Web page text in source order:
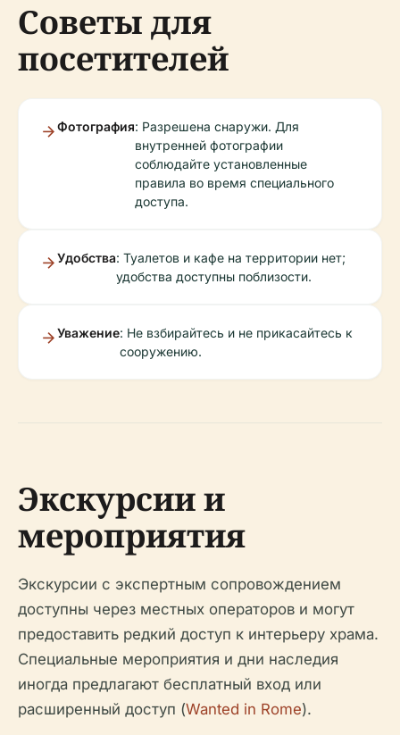
Советы для
посетителей
Фотография: Разрешена снаружи. Для
внутренней фотографии
соблюдайте установленные
правила во время специального
доступа.
Удобства: Туалетов и кафе на территории нет;
удобства доступны поблизости.
Уважение: Не взбирайтесь и не прикасайтесь к
сооружению.
Экскурсии и
мероприятия
Экскурсии с экспертным сопровождением
доступны через местных операторов и могут
предоставить редкий доступ к интерьеру храма.
Специальные мероприятия и дни наследия
иногда предлагают бесплатный вход или
расширенный доступ (Wanted in Rome).